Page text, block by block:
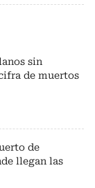
sin
de muertos
de
llegan las